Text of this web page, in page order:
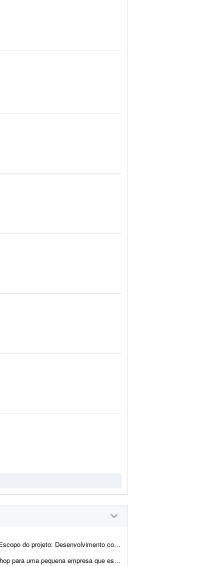
page. Design moderno, limpo e com foco em convers&...
a vender online. Escopo desejado: - Configuração da loja na Nuvemsho...